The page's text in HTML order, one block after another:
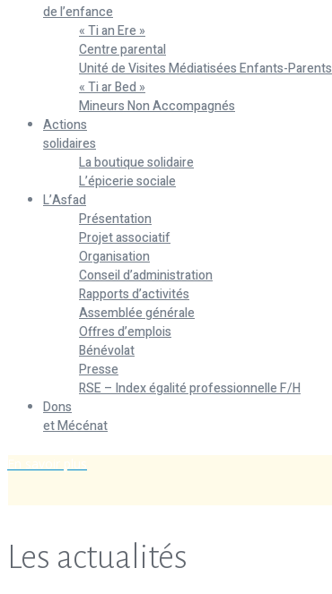
de l’enfance
« Ti an Ere »
Centre parental
Unité de Visites Médiatisées Enfants-Parents
« Ti ar Bed »
Mineurs Non Accompagnés
Actions
solidaires
La boutique solidaire
L’épicerie sociale
L’Asfad
Présentation
Projet associatif
Organisation
Conseil d’administration
Rapports d’activités
Assemblée générale
Offres d’emplois
Bénévolat
Presse
RSE – Index égalité professionnelle F/H
Dons
et Mécénat
Les actualités